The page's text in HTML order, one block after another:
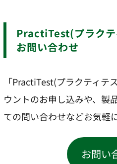
PractiTest(プラクティテスト)に関する
お問い合わせ
「PractiTest(プラクティテ
ウントのお申し込みや、製
ての問い合わせなどお気軽
お問い